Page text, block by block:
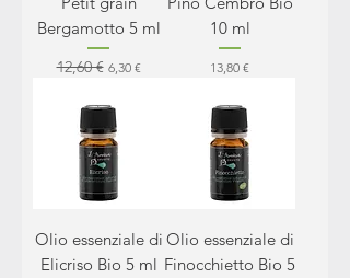
Bergamotto 5 ml
Prezzo regolare
12,60 € Prezzo scontato
6,30 €
10 ml
Prezzo
13,80 €
Olio essenziale di
Elicriso Bio 5 ml
Olio essenziale di
Finocchietto Bio 5